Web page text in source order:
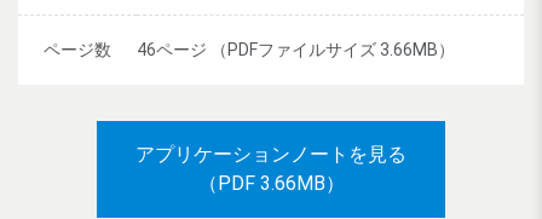
ページ数 46ページ （PDFファイルサイズ 3.66MB）
アプリケーションノートを見る
（PDF 3.66MB）